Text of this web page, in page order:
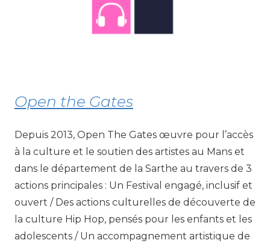
Open the Gates
Depuis 2013, Open The Gates œuvre pour l’accès
à la culture et le soutien des artistes au Mans et
dans le département de la Sarthe au travers de 3
actions principales : Un Festival engagé, inclusif et
ouvert / Des actions culturelles de découverte de
la culture Hip Hop, pensés pour les enfants et les
adolescents / Un accompagnement artistique de